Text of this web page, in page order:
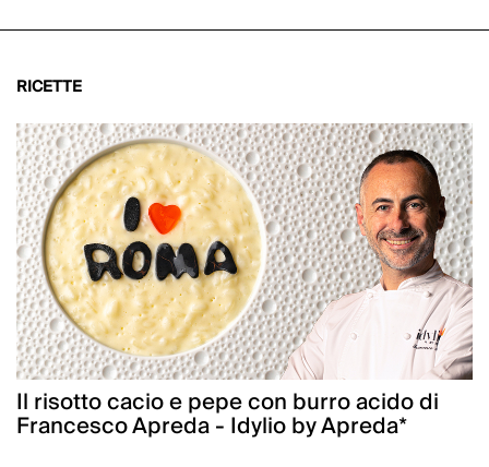
RICETTE
Il risotto cacio e pepe con burro acido di
Francesco Apreda - Idylio by Apreda*